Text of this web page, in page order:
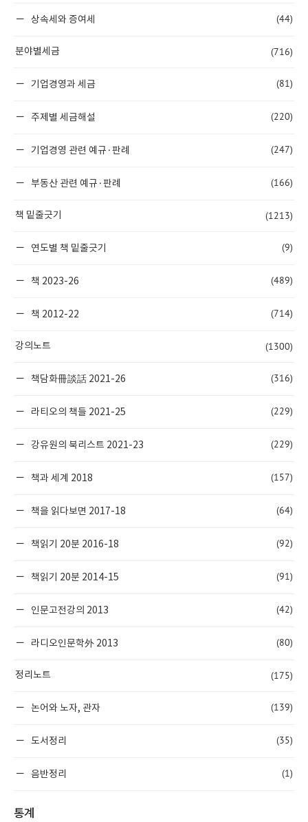
상속세와 증여세 (44)
분야별세금 (716)
기업경영과 세금 (81)
주제별 세금해설 (220)
기업경영 관련 예규·판례 (247)
부동산 관련 예규·판례 (166)
책 밑줄긋기 (1213)
연도별 책 밑줄긋기 (9)
책 2023-26 (489)
책 2012-22 (714)
강의노트 (1300)
책담화冊談話 2021-26 (316)
라티오의 책들 2021-25 (229)
강유원의 북리스트 2021-23 (229)
책과 세계 2018 (157)
책을 읽다보면 2017-18 (64)
책읽기 20분 2016-18 (92)
책읽기 20분 2014-15 (91)
인문고전강의 2013 (42)
라디오인문학外 2013 (80)
정리노트 (175)
논어와 노자, 관자 (139)
도서정리 (35)
음반정리 (1)
통계